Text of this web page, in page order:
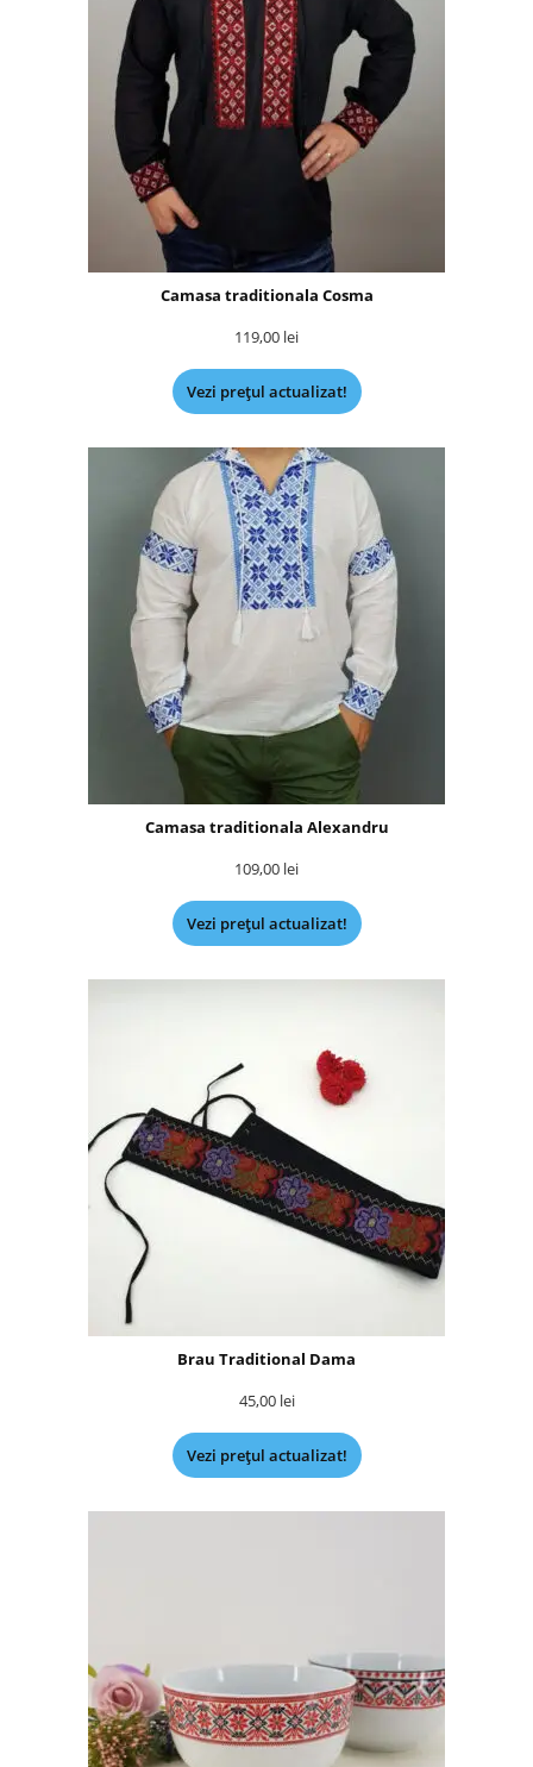
Camasa traditionala Cosma
119,00 lei
Vezi prețul actualizat!
Camasa traditionala Alexandru
109,00 lei
Vezi prețul actualizat!
Brau Traditional Dama
45,00 lei
Vezi prețul actualizat!